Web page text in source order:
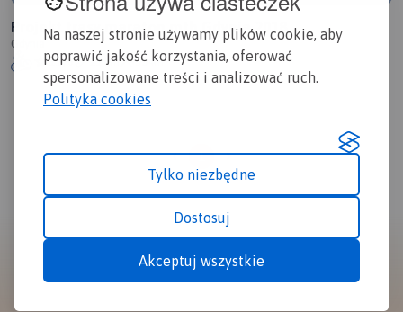
Na naszej stronie używamy plików cookie, aby
poprawić jakość korzystania, oferować
spersonalizowane treści i analizować ruch.
Polityka cookies
Tylko niezbędne
Dostosuj
Akceptuj wszystkie
Projekt trasy maraton mtb Gdynia 2018
Gdynia
1.0/6
21 km 354m
1